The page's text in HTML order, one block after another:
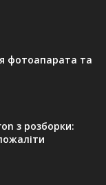
фотоапарата та
з розборки: